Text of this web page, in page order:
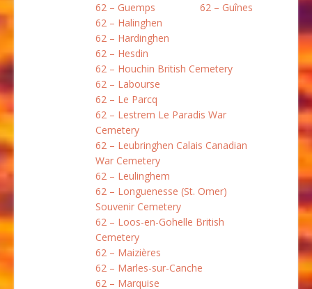
62 – Guemps
62 – Guînes
62 – Halinghen
62 – Hardinghen
62 – Hesdin
62 – Houchin British Cemetery
62 – Labourse
62 – Le Parcq
62 – Lestrem Le Paradis War
Cemetery
62 – Leubringhen Calais Canadian
War Cemetery
62 – Leulinghem
62 – Longuenesse (St. Omer)
Souvenir Cemetery
62 – Loos-en-Gohelle British
Cemetery
62 – Maizières
62 – Marles-sur-Canche
62 – Marquise